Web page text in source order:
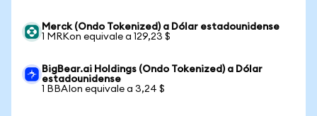
Merck (Ondo Tokenized) a Dólar estadounidense
1 MRKon equivale a 129,23 $
BigBear.ai Holdings (Ondo Tokenized) a Dólar
estadounidense
1 BBAIon equivale a 3,24 $